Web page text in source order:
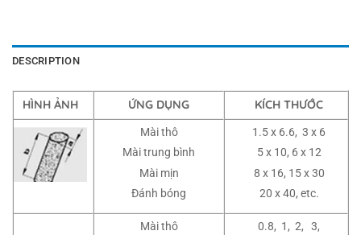
DESCRIPTION
HÌNH ẢNH ỨNG DỤNG KÍCH THƯỚC
Mài thô
Mài trung bình
Mài mịn
Đánh bóng
1.5 x 6.6, 3 x 6
5 x 10, 6 x 12
8 x 16, 15 x 30
20 x 40, etc.
Mài thô
0.8, 1, 2, 3,